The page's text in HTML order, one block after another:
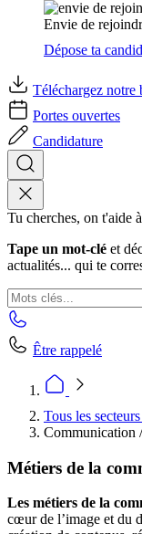
Envie de
Dépose ta
Téléchargez notre
Portes ouvertes
Candidature
Tu cherches, on t'aide
Tape un mot-clé et
actualités... qui te
Être rappelé
Tous les
Communication
Métiers de la
Les métiers de la
cœur de l’image et du